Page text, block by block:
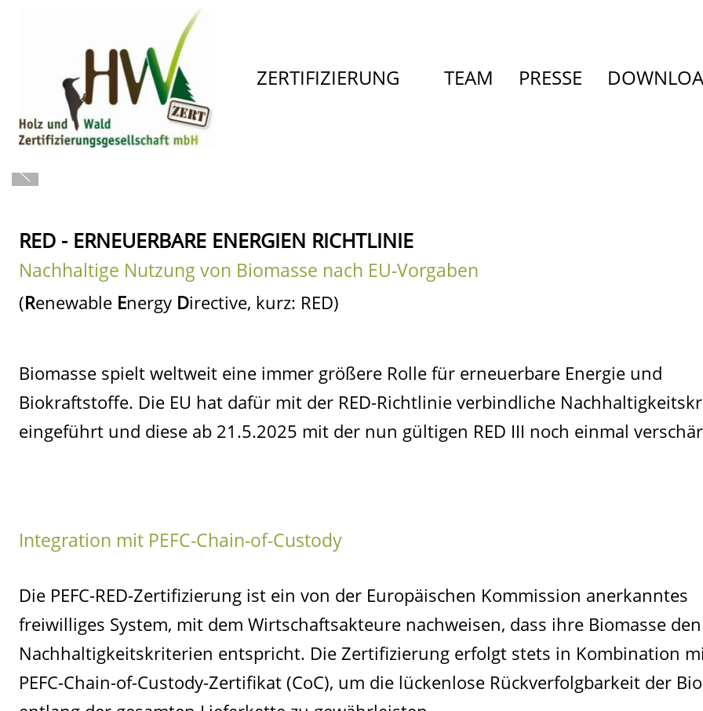
ZERTIFIZIERUNG TEAM PRESSE
RED - ERNEUERBARE ENERGIEN RICHTLINIE
Nachhaltige Nutzung von Biomasse nach EU-Vorgaben
(Renewable Energy Directive, kurz: RED)
Biomasse spielt weltweit eine immer größere Rolle für erneuerbare Energie und
Biokraftstoffe. Die EU hat dafür mit der RED-Richtlinie verbindliche
eingeführt und diese ab 21.5.2025 mit der nun gültigen RED III noch einmal
Integration mit PEFC-Chain-of-Custody
Die PEFC-RED-Zertifizierung ist ein von der Europäischen Kommission anerkanntes
freiwilliges System, mit dem Wirtschaftsakteure nachweisen, dass ihre Biomasse den
Nachhaltigkeitskriterien entspricht. Die Zertifizierung erfolgt stets in Kombination
PEFC-Chain-of-Custody-Zertifikat (CoC), um die lückenlose Rückverfolgbarkeit der